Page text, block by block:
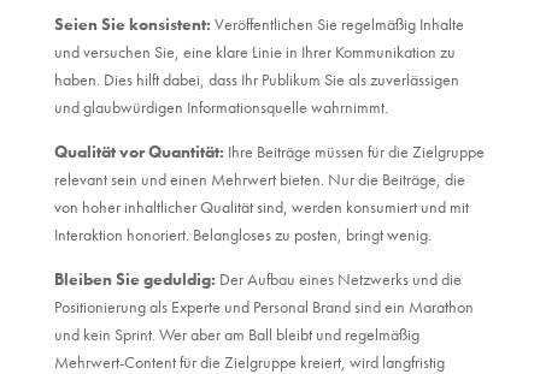
Seien Sie konsistent: Veröffentlichen Sie regelmäßig Inhalte
und versuchen Sie, eine klare Linie in Ihrer Kommunikation zu
haben. Dies hilft dabei, dass Ihr Publikum Sie als zuverlässigen
und glaubwürdigen Informationsquelle wahrnimmt.
Qualität vor Quantität: Ihre Beiträge müssen für die Zielgruppe
relevant sein und einen Mehrwert bieten. Nur die Beiträge, die
von hoher inhaltlicher Qualität sind, werden konsumiert und mit
Interaktion honoriert. Belangloses zu posten, bringt wenig.
Bleiben Sie geduldig: Der Aufbau eines Netzwerks und die
Positionierung als Experte und Personal Brand sind ein Marathon
und kein Sprint. Wer aber am Ball bleibt und regelmäßig
Mehrwert-Content für die Zielgruppe kreiert, wird langfristig